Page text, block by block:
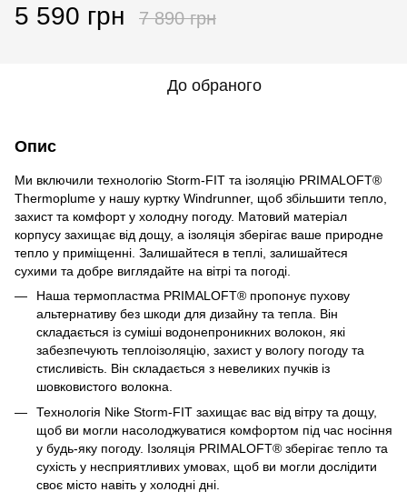
5 590 грн 7 890 грн
До обраного
Опис
Ми включили технологію Storm-FIT та ізоляцію PRIMALOFT®
Thermoplume у нашу куртку Windrunner, щоб збільшити тепло,
захист та комфорт у холодну погоду. Матовий матеріал
корпусу захищає від дощу, а ізоляція зберігає ваше природне
тепло у приміщенні. Залишайтеся в теплі, залишайтеся
сухими та добре виглядайте на вітрі та погоді.
Наша термопластма PRIMALOFT® пропонує пухову
альтернативу без шкоди для дизайну та тепла. Він
складається із суміші водонепроникних волокон, які
забезпечують теплоізоляцію, захист у вологу погоду та
стисливість. Він складається з невеликих пучків із
шовковистого волокна.
Технологія Nike Storm-FIT захищає вас від вітру та дощу,
щоб ви могли насолоджуватися комфортом під час носіння
у будь-яку погоду. Ізоляція PRIMALOFT® зберігає тепло та
сухість у несприятливих умовах, щоб ви могли дослідити
своє місто навіть у холодні дні.